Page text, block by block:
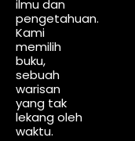
ilmu dan
pengetahuan.
Kami
memilih
buku,
sebuah
warisan
yang tak
lekang oleh
waktu.